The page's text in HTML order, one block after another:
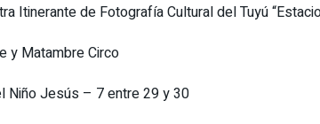
Itinerante de Fotografía Cultural del Tuyú
y Matambre Circo
Niño Jesús – 7 entre 29 y 30